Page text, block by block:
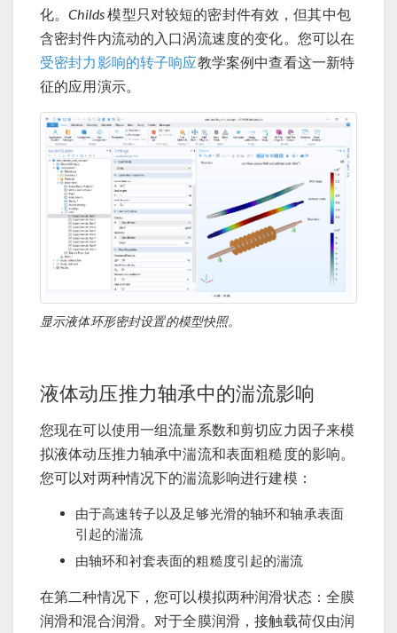
化。Childs模型只对较短的密封件有效，但其中包
含密封件内流动的入口涡流速度的变化。您可以在
受密封力影响的转子响应教学案例中查看这一新特
征的应用演示。
显示液体环形密封设置的模型快照。
液体动压推力轴承中的湍流影响
您现在可以使用一组流量系数和剪切应力因子来模
拟液体动压推力轴承中湍流和表面粗糙度的影响。
您可以对两种情况下的湍流影响进行建模：
由于高速转子以及足够光滑的轴环和轴承表面
引起的湍流
由轴环和衬套表面的粗糙度引起的湍流
在第二种情况下，您可以模拟两种润滑状态：全膜
润滑和混合润滑。对于全膜润滑，接触载荷仅由润